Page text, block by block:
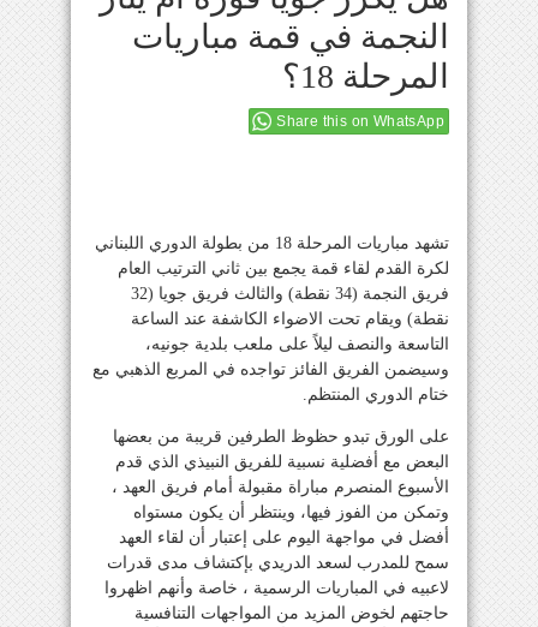
النجمة في قمة مباريات
المرحلة 18؟
Share this on WhatsApp
تشهد مباريات المرحلة 18 من بطولة الدوري اللبناني
لكرة القدم لقاء قمة يجمع بين ثاني الترتيب العام
فريق النجمة (34 نقطة) والثالث فريق جويا (32
نقطة) ويقام تحت الاضواء الكاشفة عند الساعة
التاسعة والنصف ليلاً على ملعب بلدية جونيه،
وسيضمن الفريق الفائز تواجده في المربع الذهبي مع
ختام الدوري المنتظم.
على الورق تبدو حظوظ الطرفين قريبة من بعضها
البعض مع أفضلية نسبية للفريق النبيذي الذي قدم
الأسبوع المنصرم مباراة مقبولة أمام فريق العهد ،
وتمكن من الفوز فيها، وينتظر أن يكون مستواه
أفضل في مواجهة اليوم على إعتبار أن لقاء العهد
سمح للمدرب لسعد الدريدي بإكتشاف مدى قدرات
لاعبيه في المباريات الرسمية ، خاصة وأنهم اظهروا
حاجتهم لخوض المزيد من المواجهات التنافسية